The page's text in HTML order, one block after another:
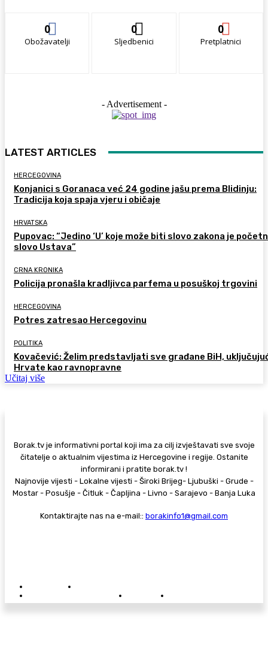
0
Obožavatelji
0
Sljedbenici
0
Pretplatnici
- Advertisement -
LATEST ARTICLES
HERCEGOVINA
Konjanici s Goranaca već 24 godine jašu prema Blidinju:
Tradicija koja spaja vjeru i običaje
HRVATSKA
Pupovac: “Jedino ‘U’ koje može biti slovo zakona je
slovo Ustava”
CRNA KRONIKA
Policija pronašla kradljivca parfema u posuškoj trgovini
HERCEGOVINA
Potres zatresao Hercegovinu
POLITIKA
Kovačević: Želim predstavljati sve građane BiH,
Hrvate kao ravnopravne
Učitaj više
Borak.tv je informativni portal koji ima za cilj izvještavati sve svoje
čitatelje o aktualnim vijestima iz Hercegovine i regije. Ostanite
informirani i pratite borak.tv !
Najnovije vijesti - Lokalne vijesti - Široki Brijeg- Ljubuški - Grude -
Mostar - Posušje - Čitluk - Čapljina - Livno - Sarajevo - Banja Luka
Kontaktirajte nas na e-mail:: borakinfo1@gmail.com